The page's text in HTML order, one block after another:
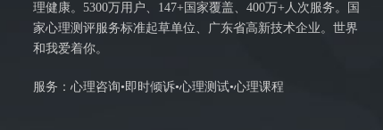
理健康。5300万用户、147+国家覆盖、400万+人次服务。国
家心理测评服务标准起草单位、广东省高新技术企业。世界
和我爱着你。
服务：心理咨询•即时倾诉•心理测试•心理课程